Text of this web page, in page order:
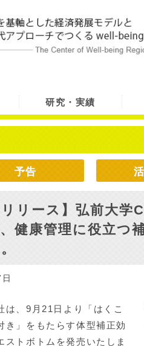
研究・実績
予告
リリース】弘前大
、健康管理に役立
、9月21日より「はくこ
き」をもたらす体型補正効
ストボトムを発売いたしま